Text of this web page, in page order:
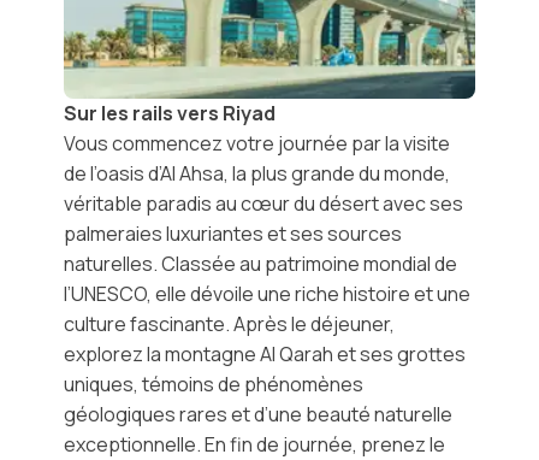
Sur les rails vers Riyad
Vous commencez votre journée par la visite
de l’oasis d’Al Ahsa, la plus grande du monde,
véritable paradis au cœur du désert avec ses
palmeraies luxuriantes et ses sources
naturelles. Classée au patrimoine mondial de
l’UNESCO, elle dévoile une riche histoire et une
culture fascinante. Après le déjeuner,
explorez la montagneAl Qarahet ses grottes
uniques, témoins de phénomènes
géologiques rares et d’une beauté naturelle
exceptionnelle. En fin de journée, prenez le